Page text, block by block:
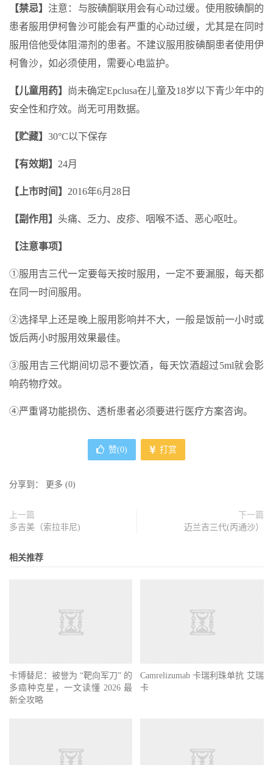
【禁忌】 注意：与胺碘酮联用会有心动过缓。使用胺碘酮的
患者服用伊柯鲁沙可能会有严重的心动过缓，尤其是在同时
服用倍他受体阻滞剂的患者。不建议服用胺碘酮患者使用伊
柯鲁沙，如必须使用，需要心电监护。
【儿童用药】
尚未确定Epclusa在儿童及18岁以下青少年中的
安全性和疗效。尚无可用数据。
【贮藏】 30°C以下保存
【有效期】 24月
【上市时间】 2016年6月28日
【副作用】 头痛、乏力、皮疹、咽喉不适、恶心呕吐。
【注意事项】
①服用吉三代一定要每天按时服用，一定不要漏服，每天都
在同一时间服用。
②选择早上还是晚上服用影响并不大，一般是饭前一小时或
饭后两小时服用效果最佳。
③服用吉三代期间切忌不要饮酒，每天饮酒超过5ml就会影
响药物疗效。
④严重肾功能损伤、透析患者必须要进行医疗方案咨询。
赞(0) 打赏
分享到： 更多 (0)
上一篇
多吉美（索拉非尼)
下一篇
迈兰吉三代(丙通沙）
相关推荐
卡博替尼：被誉为 “靶向军刀” 的
多癌种克星，一文读懂 2026 最
新全攻略
Camrelizumab 卡瑞利珠单抗 艾瑞
卡